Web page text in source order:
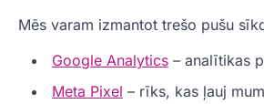
Mēs varam izmantot trešo pušu
Google Analytics – analītikas
Meta Pixel – rīks, kas ļauj